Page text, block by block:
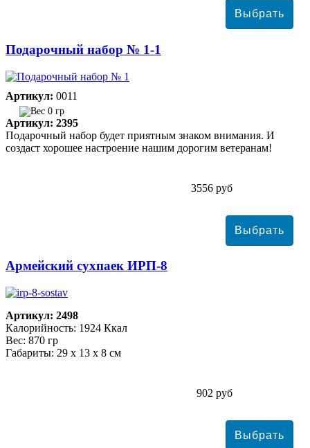
Подарочный набор № 1-1
Артикул: 0011
0 гр
Артикул: 2395
Подарочный набор будет приятным знаком внимания. И
создаст хорошее настроение нашим дорогим ветеранам!
3556 руб
Армейский сухпаек ИРП-8
Артикул: 2498
Калорийность: 1924 Ккал
Вес: 870 гр
Габариты: 29 х 13 х 8 см
902 руб